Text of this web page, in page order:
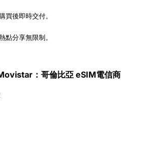
買後即時交付。
點分享無限制。
：哥倫比亞 eSIM電信商